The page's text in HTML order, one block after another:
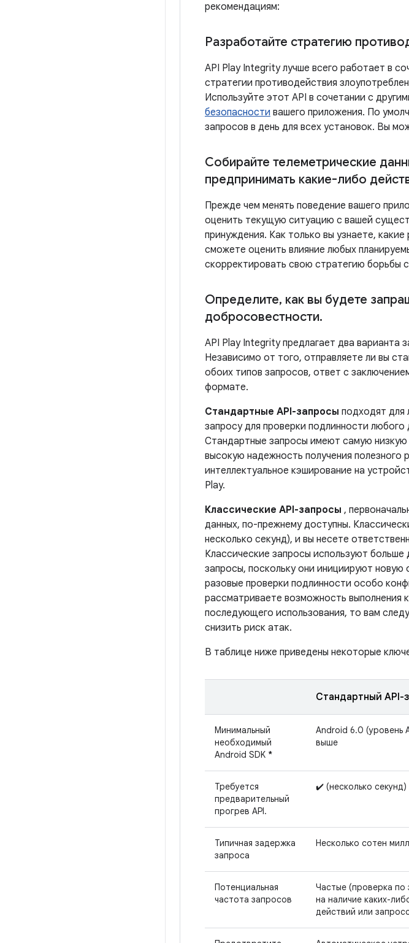
рекомендациям:
Разработайте стратегию
API Play Integrity лучше всего работает в
стратегии противодействия
Используйте этот API в сочетании с
безопасности вашего приложения. По
запросов в день для всех установок. Вы
Собирайте телеметрические
предпринимать какие-либо
Прежде чем менять поведение вашего
оценить текущую ситуацию с вашей
принуждения. Как только вы узнаете,
сможете оценить влияние любых
скорректировать свою стратегию борьбы
Определите, как вы будете
добросовестности.
API Play Integrity предлагает два варианта
Независимо от того, отправляете ли вы
обоих типов запросов, ответ с
формате.
Стандартные API-запросы подходят для
запросу для проверки подлинности
Стандартные запросы имеют самую
высокую надежность получения полезного
интеллектуальное кэширование на
Play.
Классические API-запросы ,
данных, по-прежнему доступны.
несколько секунд), и вы несете
Классические запросы используют
запросы, поскольку они инициируют новую
разовые проверки подлинности особо
рассматриваете возможность выполнения
последующего использования, то вам
снизить риск атак.
В таблице ниже приведены некоторые
Стандартный API-
Минимальный
необходимый
Android SDK *
Android 6.0 (уровень
выше
Требуется
предварительный
прогрев API.
✔️ (несколько секунд)
Типичная задержка
запроса
Несколько сотен
Потенциальная
частота запросов
Частые (проверка по
на наличие каких-
действий или